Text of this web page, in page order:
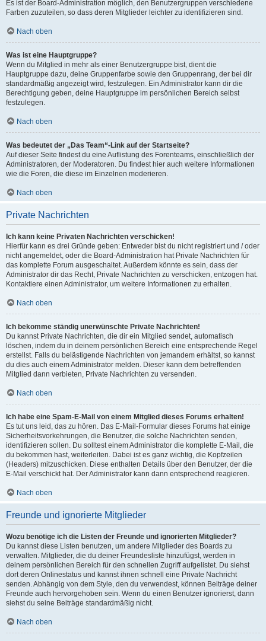
Es ist der Board-Administration möglich, den Benutzergruppen verschiedene
Farben zuzuteilen, so dass deren Mitglieder leichter zu identifizieren sind.
Nach oben
Was ist eine Hauptgruppe?
Wenn du Mitglied in mehr als einer Benutzergruppe bist, dient die
Hauptgruppe dazu, deine Gruppenfarbe sowie den Gruppenrang, der bei dir
standardmäßig angezeigt wird, festzulegen. Ein Administrator kann dir die
Berechtigung geben, deine Hauptgruppe im persönlichen Bereich selbst
festzulegen.
Nach oben
Was bedeutet der „Das Team“-Link auf der Startseite?
Auf dieser Seite findest du eine Auflistung des Forenteams, einschließlich der
Administratoren, der Moderatoren. Du findest hier auch weitere Informationen
wie die Foren, die diese im Einzelnen moderieren.
Nach oben
Private Nachrichten
Ich kann keine Privaten Nachrichten verschicken!
Hierfür kann es drei Gründe geben: Entweder bist du nicht registriert und / oder
nicht angemeldet, oder die Board-Administration hat Private Nachrichten für
das komplette Forum ausgeschaltet. Außerdem könnte es sein, dass der
Administrator dir das Recht, Private Nachrichten zu verschicken, entzogen hat.
Kontaktiere einen Administrator, um weitere Informationen zu erhalten.
Nach oben
Ich bekomme ständig unerwünschte Private Nachrichten!
Du kannst Private Nachrichten, die dir ein Mitglied sendet, automatisch
löschen, indem du in deinem persönlichen Bereich eine entsprechende Regel
erstellst. Falls du belästigende Nachrichten von jemandem erhältst, so kannst
du dies auch einem Administrator melden. Dieser kann dem betreffenden
Mitglied dann verbieten, Private Nachrichten zu versenden.
Nach oben
Ich habe eine Spam-E-Mail von einem Mitglied dieses Forums erhalten!
Es tut uns leid, das zu hören. Das E-Mail-Formular dieses Forums hat einige
Sicherheitsvorkehrungen, die Benutzer, die solche Nachrichten senden,
identifizieren sollen. Du solltest einem Administrator die komplette E-Mail, die
du bekommen hast, weiterleiten. Dabei ist es ganz wichtig, die Kopfzeilen
(Headers) mitzuschicken. Diese enthalten Details über den Benutzer, der die
E-Mail verschickt hat. Der Administrator kann dann entsprechend reagieren.
Nach oben
Freunde und ignorierte Mitglieder
Wozu benötige ich die Listen der Freunde und ignorierten Mitglieder?
Du kannst diese Listen benutzen, um andere Mitglieder des Boards zu
verwalten. Mitglieder, die du deiner Freundesliste hinzufügst, werden in
deinem persönlichen Bereich für den schnellen Zugriff aufgelistet. Du siehst
dort deren Onlinestatus und kannst ihnen schnell eine Private Nachricht
senden. Abhängig von dem Style, den du verwendest, können Beiträge deiner
Freunde auch hervorgehoben sein. Wenn du einen Benutzer ignorierst, dann
siehst du seine Beiträge standardmäßig nicht.
Nach oben